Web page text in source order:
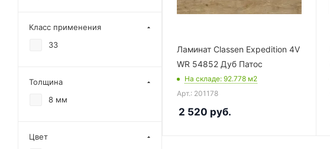
Ламинат Classen Expedition 4V
WR 54852 Дуб Патос
На складе: 92.778 м2
Арт.: 201178
2 520 руб.
Ville 4V WS
Visio Grande 4V WR
Класс применения
33
Толщина
8 мм
Цвет